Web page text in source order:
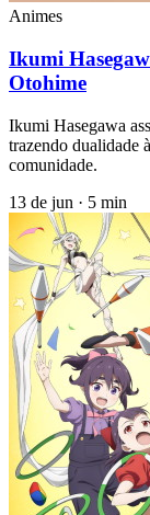
Animes
Ikumi
Otohime
Ikumi Hasegawa
trazendo dualidade
comunidade.
13 de jun · 5 min